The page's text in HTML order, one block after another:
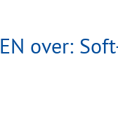
over: